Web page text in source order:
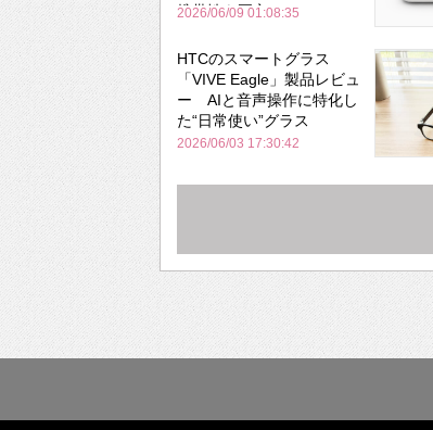
携帯性を両立
2026/06/09 01:08:35
HTCのスマートグラス
「VIVE Eagle」製品レビュ
ー AIと音声操作に特化し
た“日常使い”グラス
2026/06/03 17:30:42